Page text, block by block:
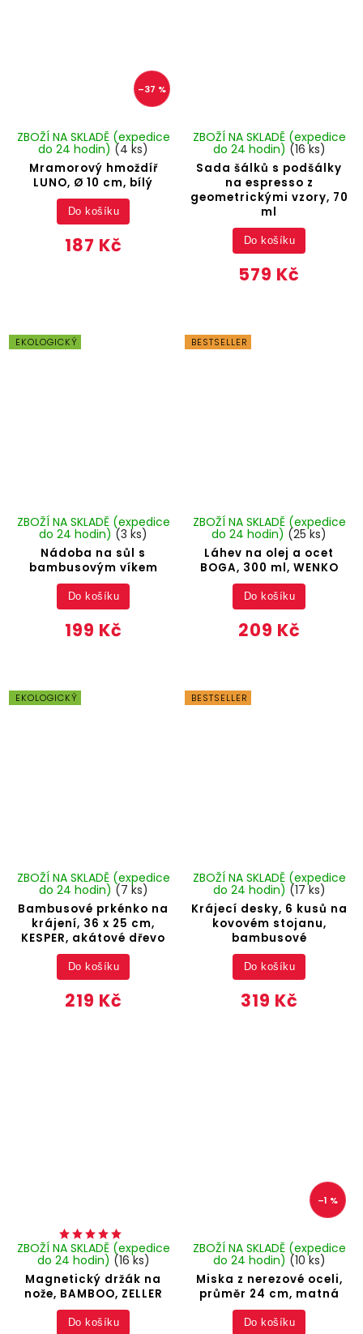
–37 %
Mramorový hmoždíř
LUNO, Ø 10 cm, bílý
ZBOŽÍ NA SKLADĚ (expedice
do 24 hodin) (4 ks)
187 Kč
Do košíku
Sada šálků s podšálky
na espresso z
geometrickými vzory, 70
ml
ZBOŽÍ NA SKLADĚ (expedice
do 24 hodin) (16 ks)
579 Kč
Do košíku
EKOLOGICKÝ
Nádoba na sůl s
bambusovým víkem
ZBOŽÍ NA SKLADĚ (expedice
do 24 hodin) (3 ks)
199 Kč
Do košíku
BESTSELLER
Láhev na olej a ocet
BOGA, 300 ml, WENKO
ZBOŽÍ NA SKLADĚ (expedice
do 24 hodin) (25 ks)
209 Kč
Do košíku
EKOLOGICKÝ
Bambusové prkénko na
krájení, 36 x 25 cm,
KESPER, akátové dřevo
ZBOŽÍ NA SKLADĚ (expedice
do 24 hodin) (7 ks)
219 Kč
Do košíku
BESTSELLER
Krájecí desky, 6 kusů na
kovovém stojanu,
bambusové
ZBOŽÍ NA SKLADĚ (expedice
do 24 hodin) (17 ks)
319 Kč
Do košíku
Magnetický držák na
nože, BAMBOO, ZELLER
ZBOŽÍ NA SKLADĚ (expedice
do 24 hodin) (16 ks)
Do košíku
–1 %
Miska z nerezové oceli,
průměr 24 cm, matná
ZBOŽÍ NA SKLADĚ (expedice
do 24 hodin) (10 ks)
Do košíku